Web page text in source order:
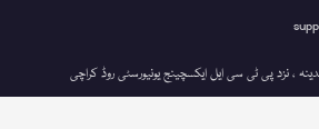
، نزد پی ٹی سی ایل ایکسچینج یونیورسٹی روڈ کراچی